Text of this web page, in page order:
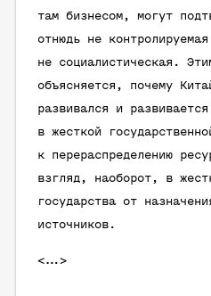
там бизнесом, могут
отнюдь не
не социалистическая.
объясняется, почему
развивался и
в жесткой
к перераспределению
взгляд, наоборот, в
государства от
источников.
<…>